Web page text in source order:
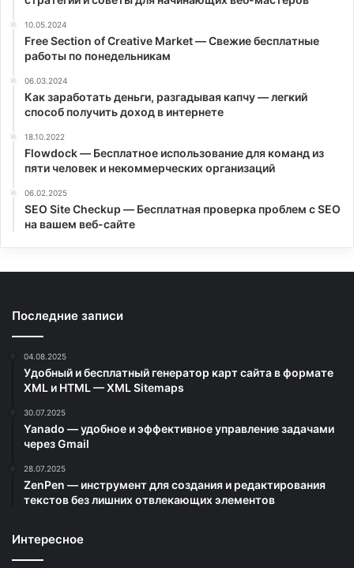
10.05.2024
Free Section of Creative Market — Свежие бесплатные
работы по понедельникам
06.03.2024
Как заработать деньги, разгадывая капчу — легкий
способ получить доход в интернете
18.10.2022
Flowdock — Бесплатное использование для команд из
пяти человек и некоммерческих организаций
06.02.2025
SEO Site Checkup — Бесплатная проверка проблем с SEO
на вашем веб-сайте
Последние записи
04.08.2025
Удобный и бесплатный генератор карт сайта в формате
XML и HTML — XML Sitemaps
30.07.2025
Yanado — удобное и эффективное управление задачами
через Gmail
28.07.2025
ZenPen — инструмент для создания и редактирования
текстов без лишних отвлекающих элементов
Интересное